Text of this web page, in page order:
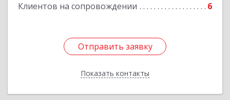
Клиентов на сопровождении 6
Отправить заявку
Показать контакты
Подробнее
Отправить заявку
Назад